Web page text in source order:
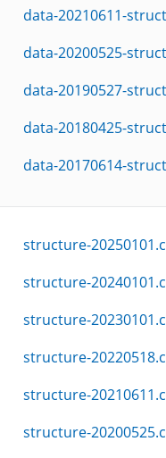
data-20210611-
data-20200525-
data-20190527-
data-20180425-
data-20170614-
structure-
structure-
structure-
structure-
structure-
structure-